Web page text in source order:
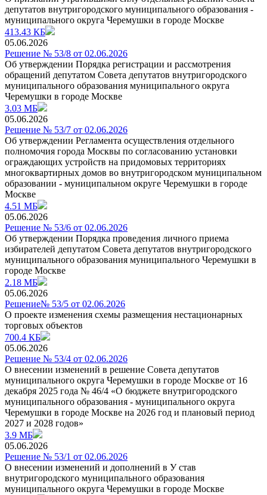
депутатов внутригородского муниципального образования -
муниципального округа Черемушки в городе Москве
413.43 КБ
05.06.2026
Решение № 53/8 от 02.06.2026
Об утверждении Порядка регистрации и рассмотрения
обращений депутатом Совета депутатов внутригородского
муниципального образования муниципального округа
Черемушки в городе Москве
3.03 МБ
05.06.2026
Решение № 53/7 от 02.06.2026
Об утверждении Регламента осуществления отдельного
полномочия города Москвы по coгласованию установки
ограждающих устройств на придомовых территориях
многоквартирных домов во внутригородском муниципальном
образовании - муниципальном округе Черемушки в городе
Москве
4.51 МБ
05.06.2026
Решение № 53/6 от 02.06.2026
Об утверждении Порядка проведения личного приема
избирателей депутатом Совета депутатов внутригородского
муниципального образования муниципального Черемушки в
городе Москве
2.18 МБ
05.06.2026
Решение№ 53/5 от 02.06.2026
О проекте изменения схемы размещения нестационарных
торговых объектов
700.4 КБ
05.06.2026
Решение № 53/4 от 02.06.2026
О внесении изменений в решение Совета депутатов
муниципального округа Черемушки в городе Москве от 16
декабря 2025 года № 46/4 «О бюджете внутригородского
муниципального образования - муниципального округа
Черемушки в городе Москве на 2026 год и плановый период
2027 и 2028 годов»
3.9 МБ
05.06.2026
Решение № 53/1 от 02.06.2026
О внесении изменений и дополнений в У став
внутригородского муниципального образования
муниципального округа Черемушки в городе Москве